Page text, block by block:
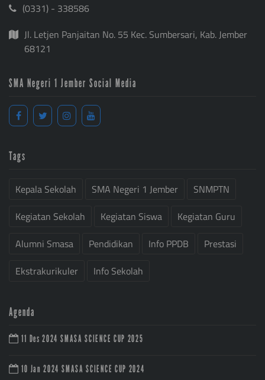
(0331) - 338586
Jl. Letjen Panjaitan No. 55 Kec. Sumbersari, Kab. Jember
68121
SMA Negeri 1 Jember Social Media
Tags
Kepala Sekolah SMA Negeri 1 Jember
SNMPTN
Kegiatan Sekolah
Kegiatan Siswa
Kegiatan Guru
Alumni Smasa
Pendidikan Info PPDB
Prestasi
Ekstrakurikuler
Info Sekolah
Agenda
11 Des 2024 SMASA SCIENCE CUP 2025
10 Jan 2024 SMASA SCIENCE CUP 2024